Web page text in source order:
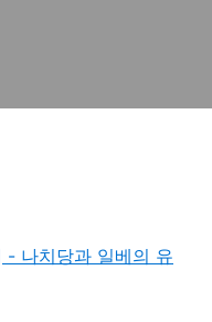
나치당과 일베의 유